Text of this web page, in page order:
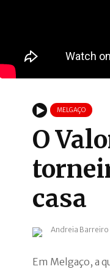
MELGAÇO
O
casa
Andreia Barreiro
Em Melgaço, a